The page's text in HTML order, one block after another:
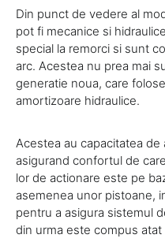
Din punct de vedere al
pot fi mecanice si
special la remorci si sunt
arc. Acestea nu prea mai
generatie noua, care
amortizoare hidraulice.
Acestea au capacitatea de
asigurand confortul de
lor de actionare este pe
asemenea unor pistoane,
pentru a asigura sistemul
din urma este compus